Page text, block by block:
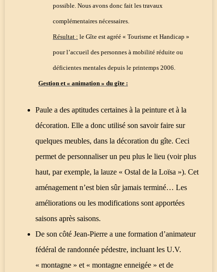
possible. Nous avons donc fait les travaux
complémentaires nécessaires.
Résultat : le Gîte est agréé « Tourisme et Handicap »
pour l’accueil des personnes à mobilité réduite ou
déficientes mentales depuis le printemps 2006.
Gestion et « animation » du gîte :
Paule a des aptitudes certaines à la peinture et à la
décoration. Elle a donc utilisé son savoir faire sur
quelques meubles, dans la décoration du gîte. Ceci
permet de personnaliser un peu plus le lieu (voir plus
haut, par exemple, la lauze « Ostal de la Loïsa »). Cet
aménagement n’est bien sûr jamais terminé… Les
améliorations ou les modifications sont apportées
saisons après saisons.
De son côté Jean-Pierre a une formation d’animateur
fédéral de randonnée pédestre, incluant les U.V.
« montagne » et « montagne enneigée » et de